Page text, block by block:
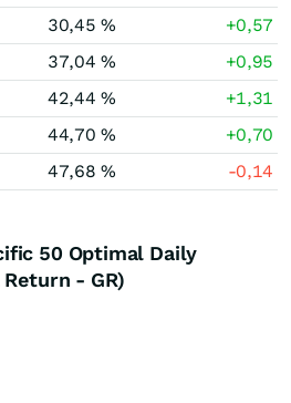
30,45 %
+0,57
37,04 %
+0,95
42,44 %
+1,31
44,70 %
+0,70
47,68 % -0,14
50 Optimal Daily
Return - GR)